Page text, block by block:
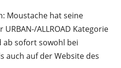
Moustache hat seine
ALLROAD Kategorie
ab sofort sowohl bei
auch auf der Website des